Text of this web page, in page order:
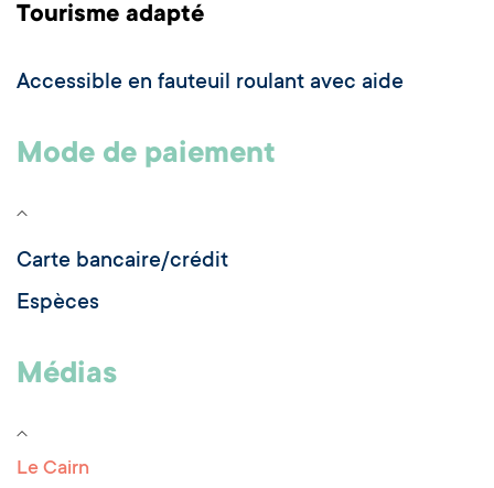
Tourisme adapté
Accessible en fauteuil roulant avec aide
Mode de paiement
Carte bancaire/crédit
Espèces
Médias
Le Cairn